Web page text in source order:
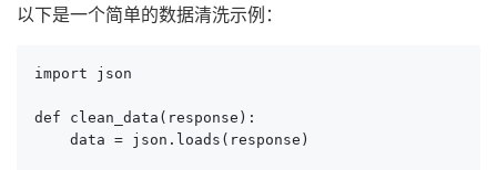
以下是一个简单的数据清洗示例：
import json
def clean_data(response):
    data = json.loads(response)